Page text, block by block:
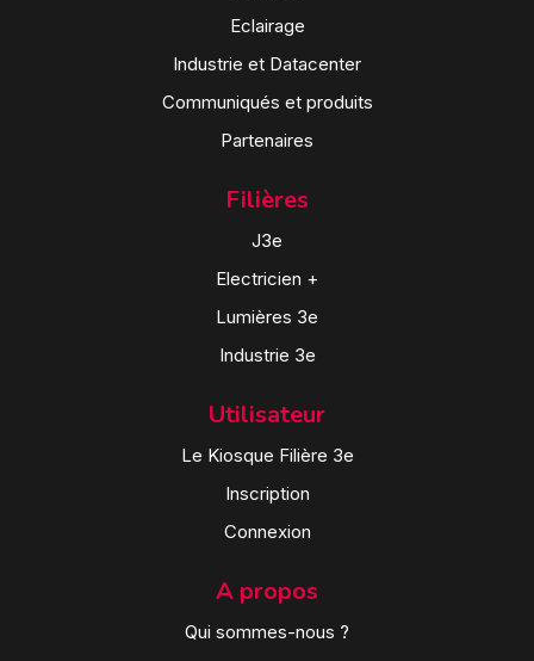
Eclairage
Industrie et Datacenter
Communiqués et produits
Partenaires
Filières
J3e
Electricien +
Lumières 3e
Industrie 3e
Utilisateur
Le Kiosque Filière 3e
Inscription
Connexion
A propos
Qui sommes-nous ?